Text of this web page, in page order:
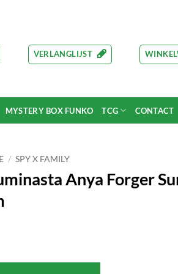
VERLANGLIJST
MYSTERY BOX FUNKO TCG CONTACT
/ SPY X FAMILY
Anya Forger